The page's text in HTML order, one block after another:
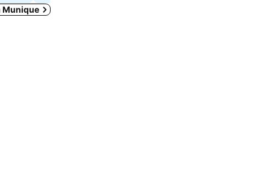
Munique